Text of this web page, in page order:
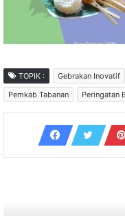
TOPIK : Gebrakan Inovatif
Pemkab Tabanan
Peringatan